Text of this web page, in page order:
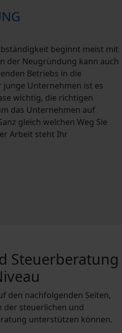
beginnt meist mit
der Neugründung kann auch
Betriebs in die
Unternehmen ist es
wichtig, die richtigen
das Unternehmen auf
gleich welchen Weg Sie
Arbeit steht Ihr
Steuerberatung
den nachfolgenden Seiten,
der steuerlichen und
unterstützen können.